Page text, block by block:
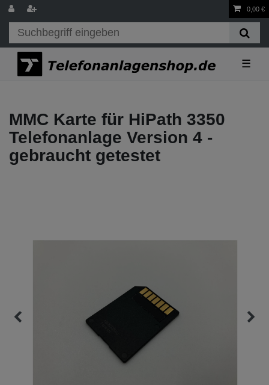
0,00 €
☰
MMC Karte für HiPath 3350
Telefonanlage Version 4 -
gebraucht getestet